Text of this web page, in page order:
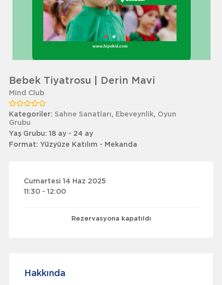
Bebek Tiyatrosu | Derin Mavi
Mind Club
Kategoriler: Sahne Sanatları, Ebeveynlik, Oyun
Grubu
Yaş Grubu: 18 ay - 24 ay
Format: Yüzyüze Katılım - Mekanda
Cumartesi 14 Haz 2025
11:30 - 12:00
Rezervasyona kapatıldı
Hakkında